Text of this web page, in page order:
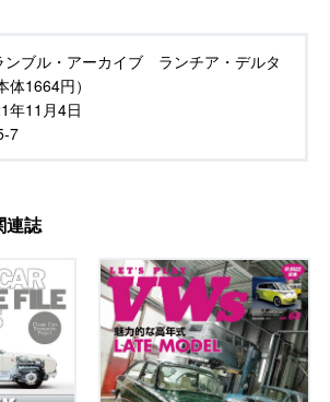
ンブル・アーカイブ ランチア・デルタ
体1664円）
年11月4日
7
連誌